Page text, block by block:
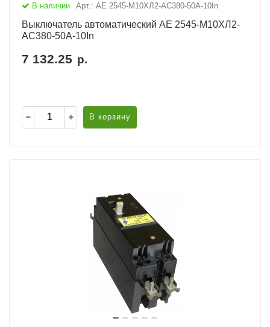
В наличии Арт.: АЕ 2545-М10ХЛ2-AC380-50А-10In
Выключатель автоматический АЕ 2545-М10ХЛ2-
AC380-50А-10In
7 132.25 р.
В корзину